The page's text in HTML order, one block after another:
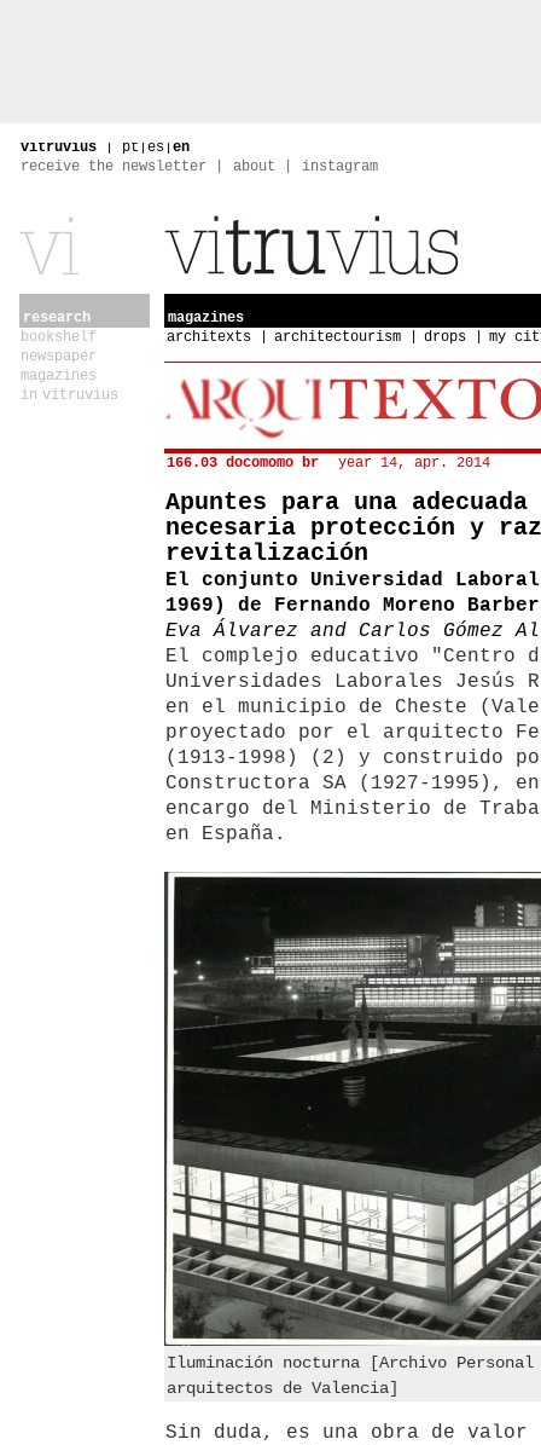
vitruvius | pt | es | en
receive the newsletter
about instagram
research
bookshelf
newspaper
magazines
in vitruvius
magazines
architexts
architectourism drops my
166.03 docomomo br year 14, apr. 2014
Apuntes para una
necesaria protección y
revitalización
El conjunto Universidad
1969) de Fernando Moreno
Eva Álvarez and Carlos Gómez
El complejo educativo "Centro
Universidades Laborales Jesús
en el municipio de Cheste
proyectado por el arquitecto
(1913-1998) (2) y construido por
Constructora SA (1927-1995),
encargo del Ministerio de
en España.
Iluminación nocturna [Archivo
arquitectos de Valencia]
Sin duda, es una obra de valor